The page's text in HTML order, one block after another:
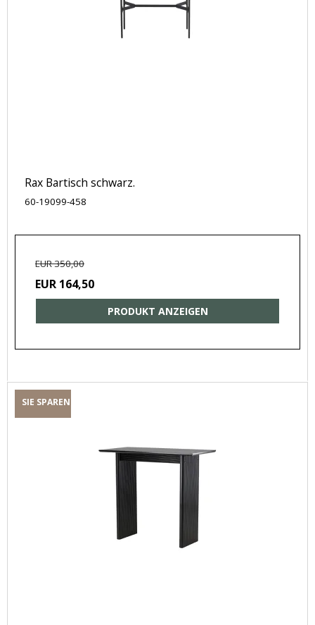
Rax Bartisch schwarz.
60-19099-458
EUR 350,00
EUR 164,50
PRODUKT ANZEIGEN
SIE SPAREN